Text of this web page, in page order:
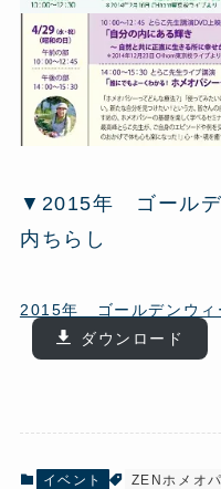
▼2015年 ゴールデ
内ちらし
2015年 ゴールデンウィ
ダウンロード
イベント ZENホメオ